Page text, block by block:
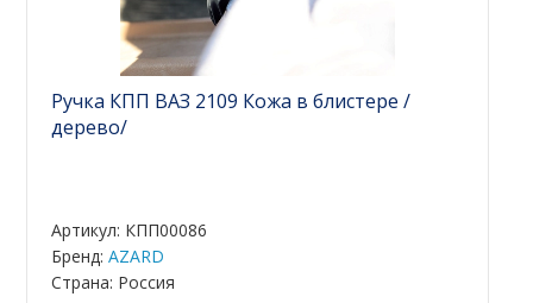
Ручка КПП ВАЗ 2109 Кожа в блистере /
дерево/
Артикул: КПП00086
Бренд:AZARD
Страна: Россия